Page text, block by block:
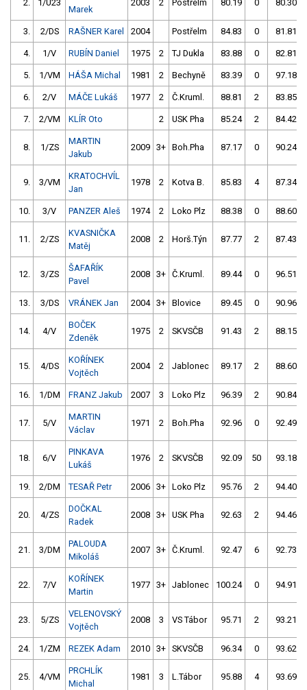
2. 1/U23
Marek
2003 2 Postřelm 80.19 0 80.30
3. 2/DS RAŠNER Karel 2004 Postřelm 84.83 0 81.81
4. 1/V RUBÍN Daniel 1975 2 TJ Dukla 83.88 0 82.81
5. 1/VM HÁŠA Michal 1981 2 Bechyně 83.39 0 97.18
6. 2/V MÁČE Lukáš 1977 2 Č.Kruml. 88.81 2 83.85
7. 2/VM KLÍR Oto 2 USK Pha 85.24 2 84.42
8. 1/ZS
MARTIN
Jakub
2009 3+ Boh.Pha 87.17 0 90.24
9. 3/VM
KRATOCHVÍL
Jan
1978 2 Kotva B. 85.83 4 87.34
10. 3/V PANZER Aleš 1974 2 Loko Plz 88.38 0 88.60
11. 2/ZS
KVASNIČKA
Matěj
2008 2 Horš.Týn 87.77 2 87.43
12. 3/ZS
ŠAFAŘÍK
Pavel
2008 3+ Č.Kruml. 89.44 0 96.51
13. 3/DS VRÁNEK Jan 2004 3+ Blovice 89.45 0 90.96
14. 4/V
BOČEK
Zdeněk
1975 2 SKVSČB 91.43 2 88.15
15. 4/DS
KOŘÍNEK
Vojtěch
2004 2 Jablonec 89.17 2 88.60
16. 1/DM FRANZ Jakub 2007 3 Loko Plz 96.39 2 90.84
17. 5/V
MARTIN
Václav
1971 2 Boh.Pha 92.96 0 92.49
18. 6/V
PINKAVA
Lukáš
1976 2 SKVSČB 92.09 50 93.18
19. 2/DM TESAŘ Petr 2006 3+ Loko Plz 95.76 2 94.40
20. 4/ZS
DOČKAL
Radek
2008 3+ USK Pha 92.63 2 94.46
21. 3/DM
PALOUDA
Mikoláš
2007 3+ Č.Kruml. 92.47 6 92.73
22. 7/V
KOŘÍNEK
Martin
1977 3+ Jablonec 100.24 0 94.91
23. 5/ZS
VELENOVSKÝ
Vojtěch
2008 3 VS Tábor 95.71 2 93.21
24. 1/ZM REZEK Adam 2010 3+ SKVSČB 96.34 0 93.62
25. 4/VM
PRCHLÍK
Michal
1981 3 L.Tábor 95.88 4 93.69